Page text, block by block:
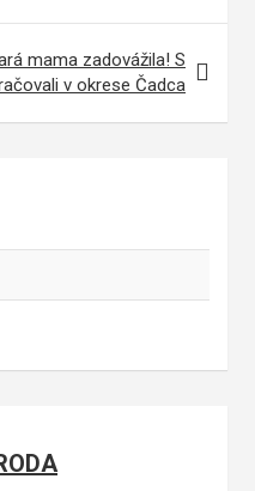
mama zadovážila! S
v okrese Čadca